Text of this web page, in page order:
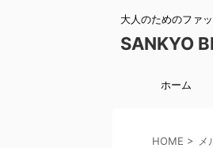
大人のためのファ
SANKYO
ホーム
HOME >